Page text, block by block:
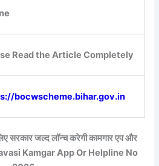
Read the Article Completely
bocwscheme.bihar.gov.in
सरकार जल्द लॉन्च करेगी कामगार एप और
Kamgar App Or Helpline No